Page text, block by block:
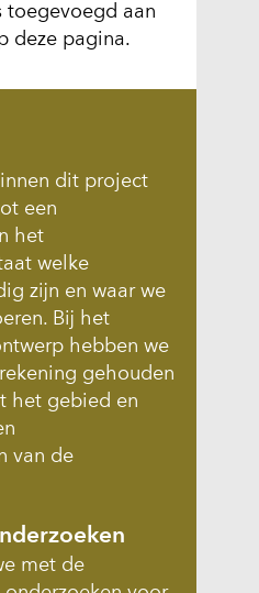
toegevoegd aan
deze pagina.
dit project
een
het
welke
zijn en waar we
Bij het
hebben we
gehouden
het gebied en
van de
met de